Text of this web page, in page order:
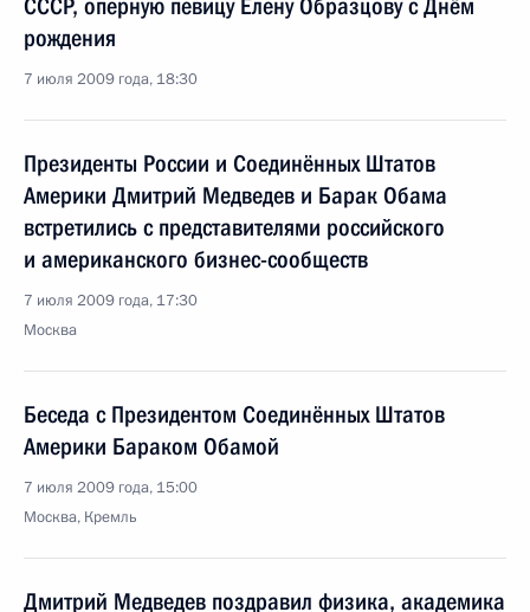
СССР, оперную певицу Елену Образцову с Днём
рождения
7 июля 2009 года, 18:30
Президенты России и Соединённых Штатов
Америки Дмитрий Медведев и Барак Обама
встретились с представителями российского
и американского бизнес-сообществ
7 июля 2009 года, 17:30
Москва
Беседа с Президентом Соединённых Штатов
Америки Бараком Обамой
7 июля 2009 года, 15:00
Москва, Кремль
Дмитрий Медведев поздравил физика, академика